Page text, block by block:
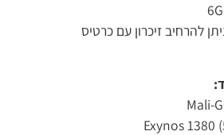
זיכרון עם כרטיס